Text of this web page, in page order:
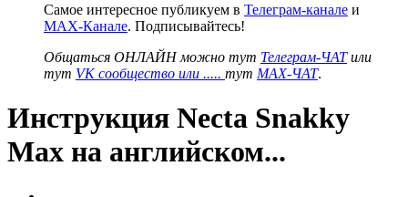
Самое интересное публикуем в Телеграм-канале и
MAX-Канале. Подписывайтесь!
Общаться ОНЛАЙН можно тут Телеграм-ЧАТили
тут VK сообщество или ..... тут MAX-ЧАТ.
Инструкция Necta Snakky
Max на английском...